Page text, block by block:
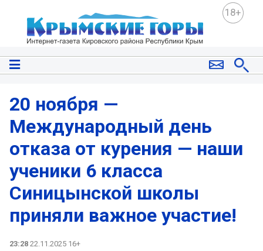
18+
20 ноября —
Международный день
отказа от курения — наши
ученики 6 класса
Синицынской школы
приняли важное участие!
23:28 22.11.2025 16+